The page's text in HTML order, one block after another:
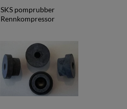
SKS pomprubber
Rennkompressor